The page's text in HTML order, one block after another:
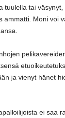
tuulella tai
ammatti. Moni voi
ja vienyt hänet
ei saa